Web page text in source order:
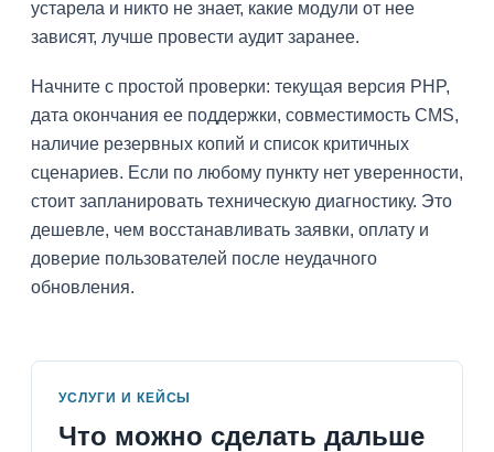
устарела и никто не знает, какие модули от нее
зависят, лучше провести аудит заранее.
Начните с простой проверки: текущая версия PHP,
дата окончания ее поддержки, совместимость CMS,
наличие резервных копий и список критичных
сценариев. Если по любому пункту нет уверенности,
стоит запланировать техническую диагностику. Это
дешевле, чем восстанавливать заявки, оплату и
доверие пользователей после неудачного
обновления.
УСЛУГИ И КЕЙСЫ
Что можно сделать дальше